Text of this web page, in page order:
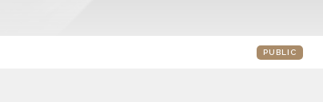
PUBLIC